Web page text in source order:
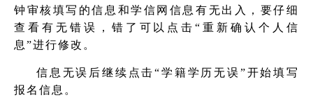
钟审核填写的信息和学信网信息有无出入，要仔细
查看有无错误，错了可以点击“重新确认个人信
息”进行修改。
信息无误后继续点击“学籍学历无误”开始填写
报名信息。